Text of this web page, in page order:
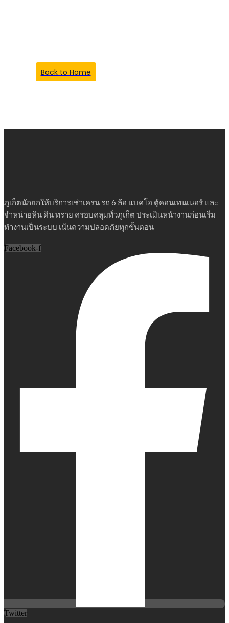
Back to Home
ภูเก็ตนักยกให้บริการเช่าเครน รถ 6 ล้อ แบคโฮ ตู้คอนเทนเนอร์ และ
จำหน่ายหิน ดิน ทราย ครอบคลุมทั่วภูเก็ต ประเมินหน้างานก่อนเริ่ม
ทำงานเป็นระบบ เน้นความปลอดภัยทุกขั้นตอน
Facebook-f
Twitter